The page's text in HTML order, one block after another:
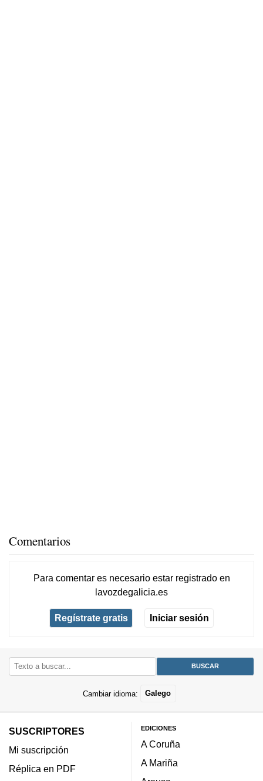
Comentarios
Para comentar es necesario estar registradoen
lavozdegalicia.es
Regístrate gratis Iniciar sesión
Cambiar idioma: Galego
SUSCRIPTORES
Mi suscripción
Réplica en PDF
EDICIONES
A Coruña
A Mariña